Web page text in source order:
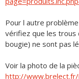
Pour l autre
vérifiez que les trous
bougie) ne sont pas
Voir la photo de la
http://www.brelect.fr/